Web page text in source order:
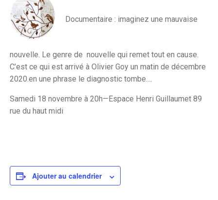
Documentaire : imaginez une mauvaise
nouvelle. Le genre de nouvelle qui remet tout en cause.
C’est ce qui est arrivé à Olivier Goy un matin de décembre
2020.en une phrase le diagnostic tombe….
Samedi 18 novembre à 20h—Espace Henri Guillaumet 89
rue du haut midi
Ajouter au calendrier